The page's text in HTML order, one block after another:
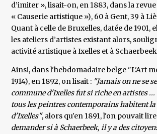
d’imiter », lisait-on, en 1883, dans la
« Causerie artistique »), 60 à Gent, 39 à
Quant à celle de Bruxelles, datée de 1901,
les ateliers d’artistes existant alors,
activité artistique à Ixelles et à
Ainsi, dans l'hebdomadaire belge "L'Art
1914), en 1892, on lisait : "Jamais on ne se
commune d'Ixelles fut si riche en artistes ...
tous les peintres contemporains habitent
d'Ixelles", alors qu'en 1891, l'on pouvait lire
demander si à Schaerbeek, il y a des